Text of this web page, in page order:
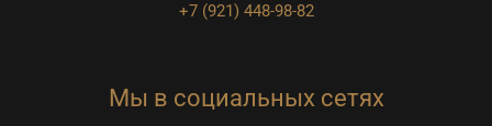
+7 (921) 448-98-82
Мы в социальных сетях